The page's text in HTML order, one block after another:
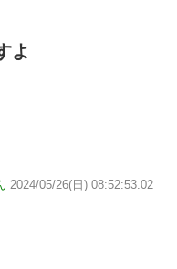
よ
2024/05/26(日) 08:52:53.02